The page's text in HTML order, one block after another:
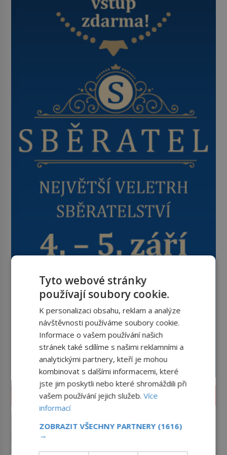
LIFESTYLE
zvoní jen v jedinou nastavenou
Tyto webové stránky
používají soubory cookie.
K personalizaci obsahu, reklam a analýze
návštěvnosti používáme soubory cookie.
Informace o vašem používání našich
stránek také sdílíme s našimi reklamními a
analytickými partnery, kteří je mohou
kombinovat s dalšími informacemi, které
jste jim poskytli nebo které shromáždili při
vašem používání jejich služeb.Více
informací
ZOBRAZIT VŠECHNY PARTNERY (1616)
→